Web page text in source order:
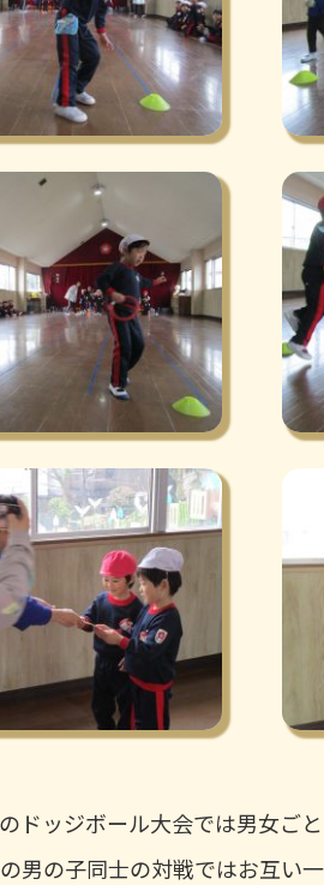
ドッジボール大会では男女ご
男の子同士の対戦ではお互い